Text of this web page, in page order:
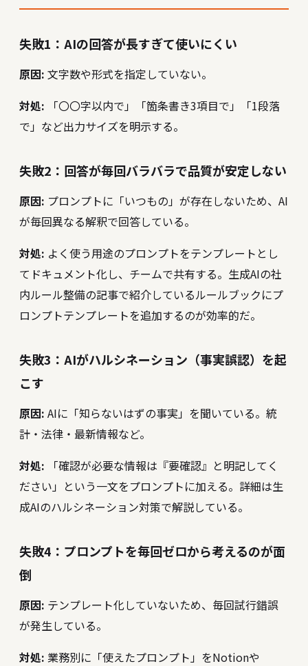
失敗1：AIの回答が長すぎて使いにくい
原因: 文字数や形式を指定していない。
対処: 「〇〇字以内で」「箇条書き3項目で」「1段落
で」など出力サイズを明示する。
失敗2：回答が毎回バラバラで品質が安定しない
原因: プロンプトに「いつもの」が存在しないため、AI
が毎回異なる解釈で回答している。
対処: よく使う用途のプロンプトをテンプレートとし
てドキュメント化し、チームで共有する。 生成AIの社
内ルール整備の記事で紹介しているルールブックにプ
ロンプトテンプレートを追加するのが効率的だ。
失敗3：AIがハルシネーション（事実誤認）を起
こす
原因: AIに「知らないはずの事実」を聞いている。統
計・法律・最新情報など。
対処: 「確認が必要な情報は『要確認』と明記してく
ださい」という一文をプロンプトに加える。詳細は生
成AIのハルシネーション対策で解説している。
失敗4：プロンプトを毎回ゼロから考えるのが面
倒
原因: テンプレート化していないため、毎回試行錯誤
が発生している。
対処: 業務別に「使えたプロンプト」をNotionや